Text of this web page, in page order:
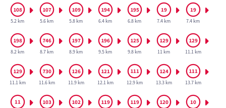
5.2 km 5.6 km 5.8 km 6.4 km 6.8 km 7.4 km 7.4 km
8.2 km 8.7 km 8.9 km 9.5 km 9.8 km 11 km 11.1 km
11.1 km 11.6 km 11.9 km 12.1 km 12.9 km 13.3 km 13.7 km